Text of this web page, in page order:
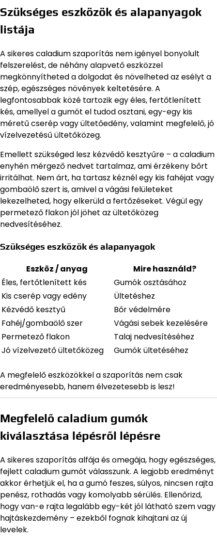
Szükséges eszközök és alapanyagok
listája
A sikeres caladium szaporítás nem igényel bonyolult
felszerelést, de néhány alapvető eszközzel
megkönnyítheted a dolgodat és növelheted az esélyt a
szép, egészséges növények keltetésére. A
legfontosabbak közé tartozik egy éles, fertőtlenített
kés, amellyel a gumót el tudod osztani, egy-egy kis
méretű cserép vagy ültetőedény, valamint megfelelő, jó
vízelvezetésű ültetőközeg.
Emellett szükséged lesz kézvédő kesztyűre – a caladium
enyhén mérgező nedvet tartalmaz, ami érzékeny bőrt
irritálhat. Nem árt, ha tartasz kéznél egy kis fahéjat vagy
gombaölő szert is, amivel a vágási felületeket
lekezelheted, hogy elkerüld a fertőzéseket. Végül egy
permetező flakon jól jöhet az ültetőközeg
nedvesítéséhez.
Szükséges eszközök és alapanyagok
Eszköz / anyag
Mire használd?
Éles, fertőtlenített kés
Gumók osztásához
Kis cserép vagy edény
Ültetéshez
Kézvédő kesztyű
Bőr védelmére
Fahéj/gombaölő szer
Vágási sebek kezelésére
Permetező flakon
Talaj nedvesítéséhez
Jó vízelvezető ültetőközeg
Gumók ültetéséhez
A megfelelő eszközökkel a szaporítás nem csak
eredményesebb, hanem élvezetesebb is lesz!
Megfelelő caladium gumók
kiválasztása lépésről lépésre
A sikeres szaporítás alfája és omegája, hogy egészséges,
fejlett caladium gumót válasszunk. A legjobb eredményt
akkor érhetjük el, ha a gumó feszes, súlyos, nincsen rajta
penész, rothadás vagy komolyabb sérülés. Ellenőrizd,
hogy van-e rajta legalább egy-két jól látható szem vagy
hajtáskezdemény – ezekből fognak kihajtani az új
levelek.